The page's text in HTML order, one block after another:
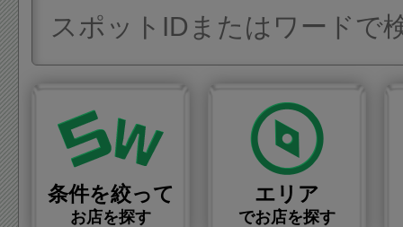
条件を絞って
お店を探す
エリア
でお店を探す